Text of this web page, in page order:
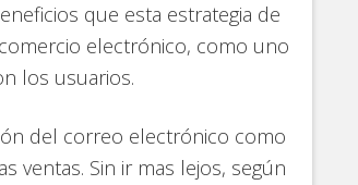
que esta estrategia de
electrónico, como uno
los usuarios.
del correo electrónico como
ventas. Sin ir mas lejos, según